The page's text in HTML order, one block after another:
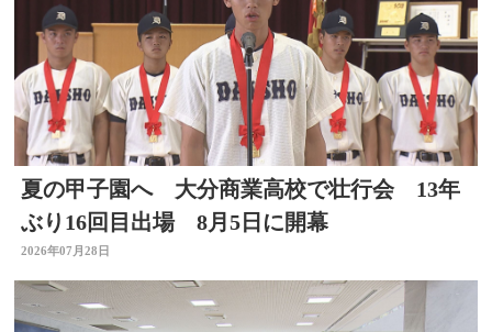
夏の甲子園へ 大分商業高校で壮行会 13年
ぶり16回目出場 8月5日に開幕
2026年07月28日